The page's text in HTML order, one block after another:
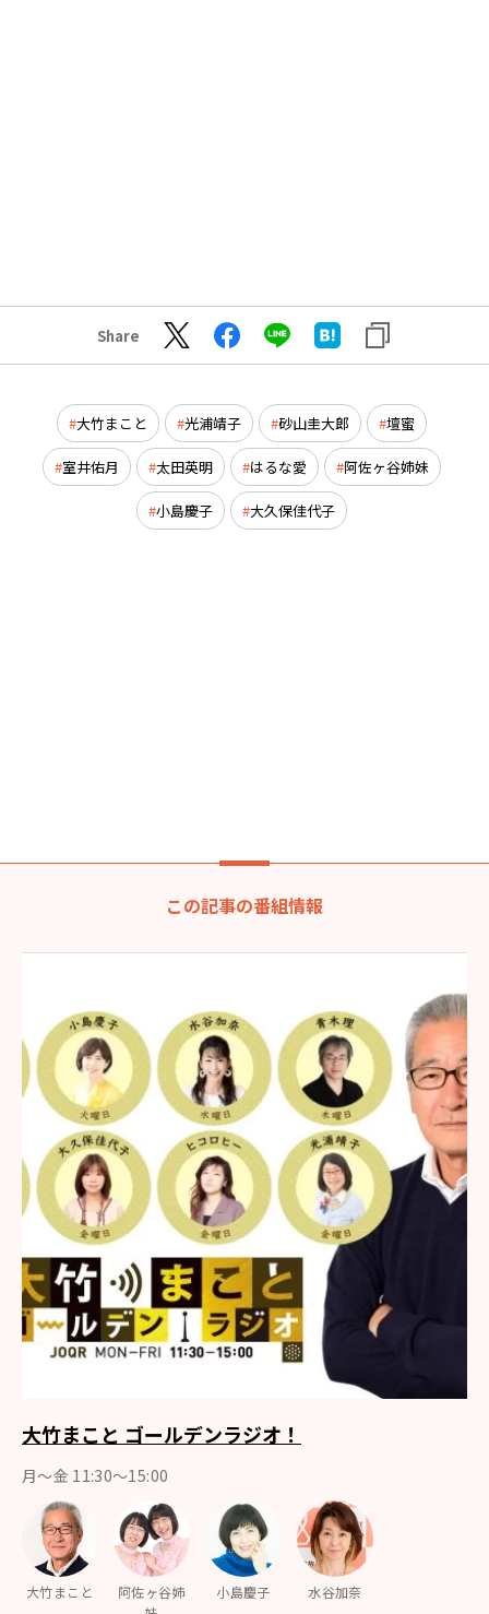
Share
大竹まこと 光浦靖子 砂山圭大郎 壇蜜
室井佑月 太田英明 はるな愛 阿佐ヶ谷姉妹
小島慶子 大久保佳代子
この記事の番組情報
大竹まこと ゴールデンラジオ！
月〜金 11:30～15:00
大竹まこと
阿佐ヶ谷姉
小島慶子 水谷加奈